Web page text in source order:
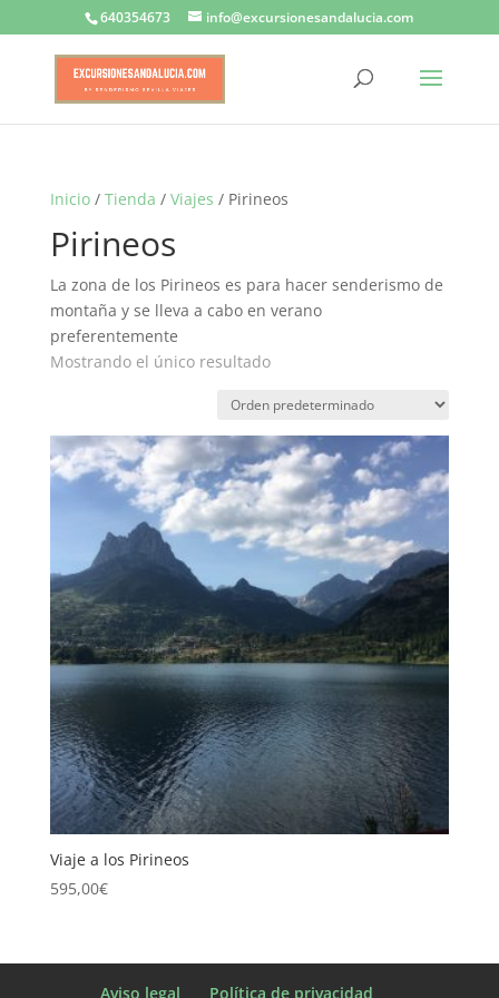
640354673 info@excursionesandalucia.com
Inicio/ Tienda / Viajes / Pirineos
Pirineos
La zona de los Pirineos es para hacer senderismo de
montaña y se lleva a cabo en verano
preferentemente
Mostrando el único resultado
Viaje a los Pirineos
595,00€
Aviso legal Política de privacidad